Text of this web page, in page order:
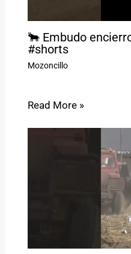
🐂 Embudo
#shorts
Mozoncillo
Read More »